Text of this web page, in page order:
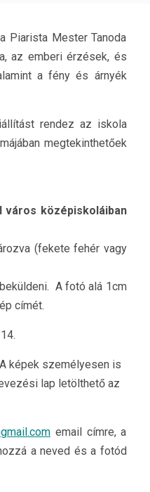
Piarista Mester Tanoda
az emberi érzések, és
a fény és árnyék
rendez az iskola
megtekinthetőek
város középiskoláiban
(fekete fehér vagy
A fotó alá 1cm
címét.
képek személyesen is
lap letölthető az
email címre, a
a neved és a fotód